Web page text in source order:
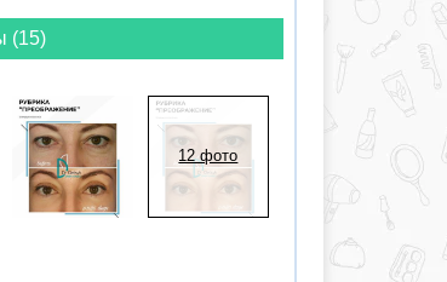
(15)
12 фото